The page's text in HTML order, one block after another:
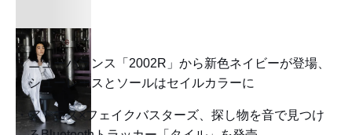
ニューバランス「2002R」から新色ネイビーが登場、
シューレースとソールはセイルカラーに
アトモス×フェイクバスターズ、探し物を音で見つけ